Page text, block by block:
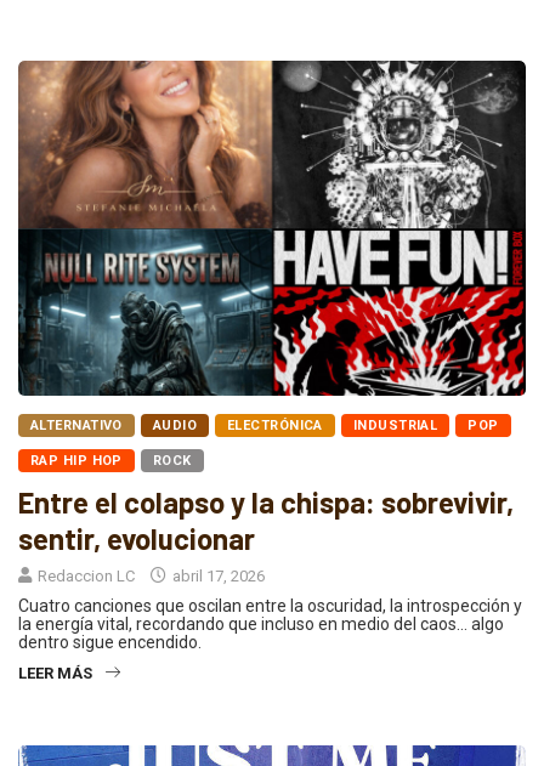
ALTERNATIVO AUDIO ELECTRÓNICA INDUSTRIAL POP
RAP HIP HOP ROCK
Entre el colapso y la chispa: sobrevivir,
sentir, evolucionar
Redaccion LC abril 17, 2026
Cuatro canciones que oscilan entre la oscuridad, la introspección y
la energía vital, recordando que incluso en medio del caos… algo
dentro sigue encendido.
LEER MÁS